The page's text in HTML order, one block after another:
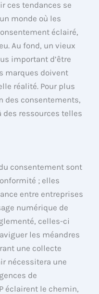
ces tendances se
monde où les
éclairé,
Au fond, un vieux
important d’être
marques doivent
réalité. Pour plus
des consentements,
des ressources telles
consentement sont
; elles
entre entreprises
numérique de
celles-ci
les méandres
une collecte
nécessitera une
de
éclairent le chemin,